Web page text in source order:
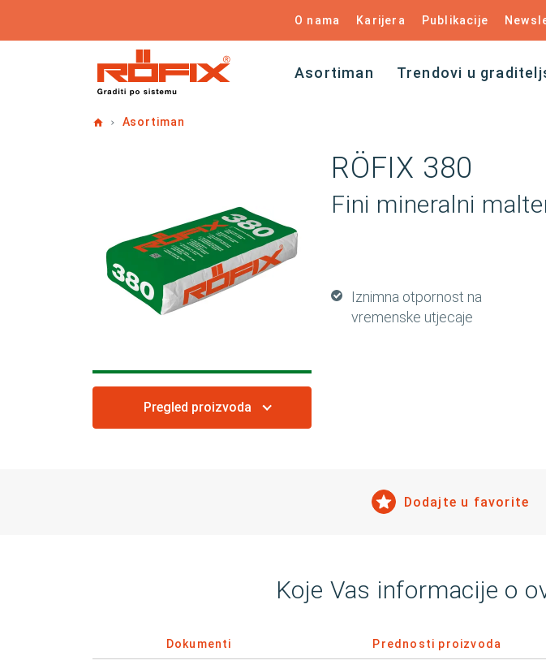
O nama Karijera Publikacije
Asortiman Trendovi u
HomeAsortiman
RÖFIX 380
Fini mineralni
Iznimna otpornost na
vremenske utjecaje
Pregled proizvoda
Dodajte u favorite
Koje Vas informacije o
Dokumenti Prednosti proizvoda